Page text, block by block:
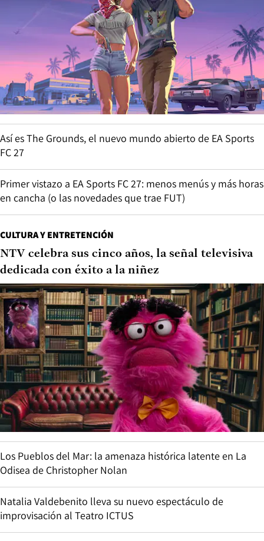
Así es The Grounds, el nuevo mundo abierto de EA Sports
FC 27
Primer vistazo a EA Sports FC 27: menos menús y más horas
en cancha (o las novedades que trae FUT)
CULTURA Y ENTRETENCIÓN
NTV celebra sus cinco años, la señal televisiva
dedicada con éxito a la niñez
Los Pueblos del Mar: la amenaza histórica latente en La
Odisea de Christopher Nolan
Natalia Valdebenito lleva su nuevo espectáculo de
improvisación al Teatro ICTUS